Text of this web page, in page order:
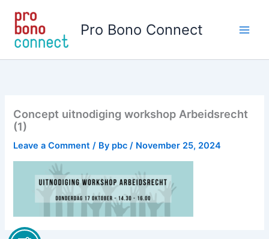
content
Pro Bono Connect
Concept uitnodiging workshop Arbeidsrecht
(1)
Leave a Comment / By pbc/ November 25, 2024